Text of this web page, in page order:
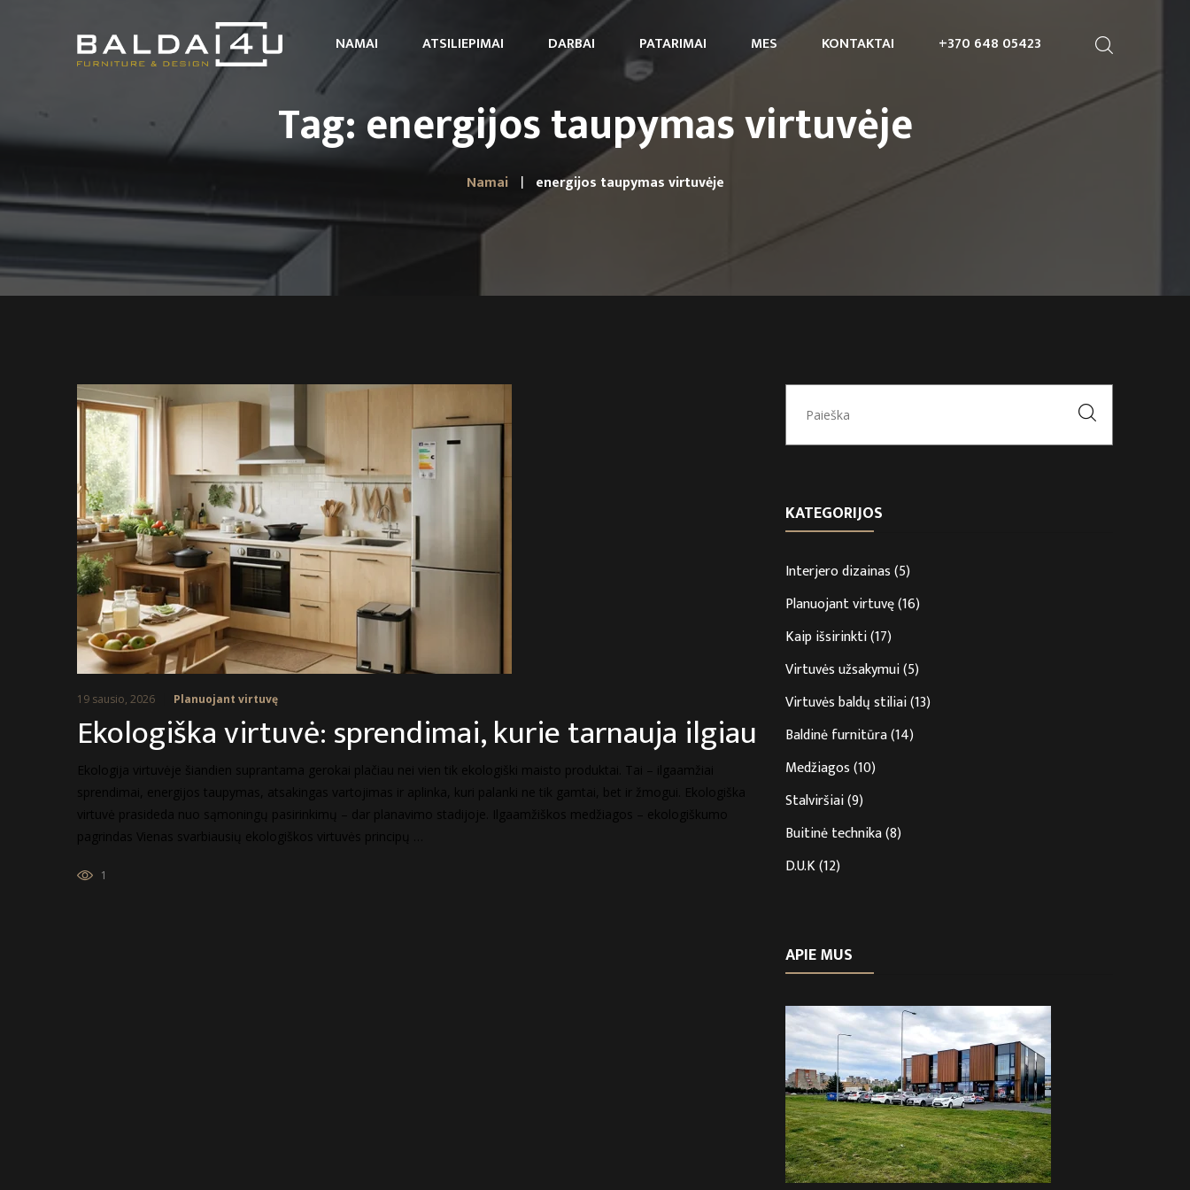
NAMAI ATSILIEPIMAI DARBAI PATARIMAI MES KONTAKTAI +370 648 05423
Tag: energijos taupymas virtuvėje
Namai energijos taupymas virtuvėje
19 sausio, 2026 Planuojant virtuvę
Ekologiška virtuvė: sprendimai, kurie tarnauja ilgiau
Ekologija virtuvėje šiandien suprantama gerokai plačiau nei vien tik ekologiški maisto produktai. Tai – ilgaamžiai
sprendimai, energijos taupymas, atsakingas vartojimas ir aplinka, kuri palanki ne tik gamtai, bet ir žmogui. Ekologiška
virtuvė prasideda nuo sąmoningų pasirinkimų – dar planavimo stadijoje. Ilgaamžiškos medžiagos – ekologiškumo
pagrindas Vienas svarbiausių ekologiškos virtuvės principų …
1
KATEGORIJOS
Interjero dizainas(5)
Planuojant virtuvę(16)
Kaip išsirinkti(17)
Virtuvės užsakymui(5)
Virtuvės baldų stiliai(13)
Baldinė furnitūra(14)
Medžiagos(10)
Stalviršiai(9)
Buitinė technika(8)
D.U.K(12)
APIE MUS